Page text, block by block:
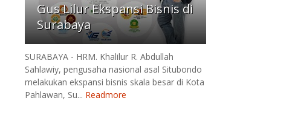
Gus Lilur Ekspansi Bisnis di
Surabaya
SURABAYA - HRM. Khalilur R. Abdullah
Sahlawiy, pengusaha nasional asal Situbondo
melakukan ekspansi bisnis skala besar di Kota
Pahlawan, Su... Readmore